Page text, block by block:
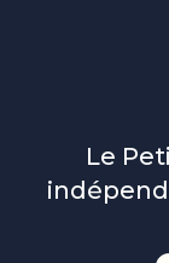
Le